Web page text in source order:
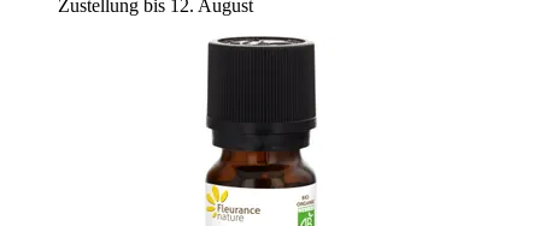
Zustellung bis 12. August